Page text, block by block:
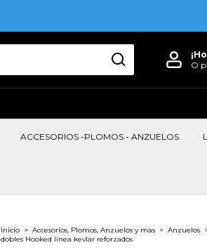
O
ACCESORIOS -PLOMOS - ANZUELOS
Inicio > Accesorios, Plomos, Anzuelos y mas > Anzuelos
dobles Hooked linea kevlar reforzados